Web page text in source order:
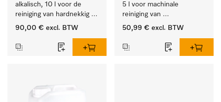
alkalisch, 10 l voor de
reiniging van hardnekkig
vuil op serviesgoed,
90,00 € excl. BTW
5 l voor machinale
reiniging van
laboratoriumglaswerk en -
50,99 € excl. BTW